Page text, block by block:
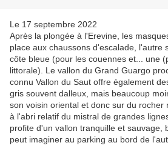
Le 17 septembre 2022
Après la plongée à l'Erevine, les
place aux chaussons d'escalade, l'autre
côte bleue (pour les couennes et... une
littorale). Le vallon du Grand Guargo
connu Vallon du Saut offre également
gris souvent dalleux, mais beaucoup
son voisin oriental et donc sur du rocher
à l'abri relatif du mistral de grandes
profite d'un vallon tranquille et sauvage,
peut imaginer au parking au bord de